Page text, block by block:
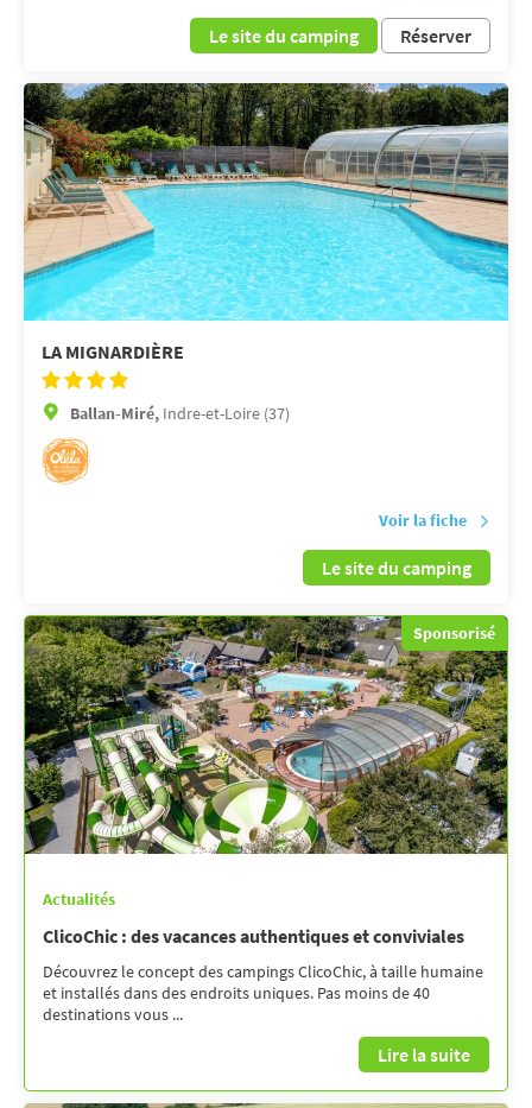
Le site du camping Réserver
LA MIGNARDIÈRE
Ballan-Miré, Indre-et-Loire (37)
Voir la fiche
Le site du camping
Sponsorisé
Actualités
ClicoChic : des vacances authentiques et conviviales
Découvrez le concept des campings ClicoChic, à taille humaine
et installés dans des endroits uniques. Pas moins de 40
destinations vous ...
Lire la suite